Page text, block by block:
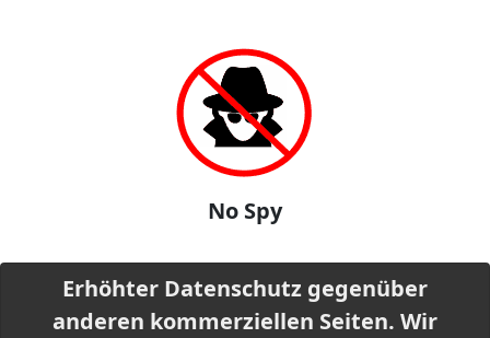
No Spy
Erhöhter Datenschutz gegenüber
anderen kommerziellen Seiten. Wir